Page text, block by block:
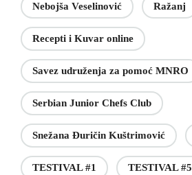
Nebojša Veselinović Ražanj
Recepti i Kuvar online
Savez udruženja za pomoć MNRO
Serbian Junior Chefs Club
Snežana Đuričin Kuštrimović
TESTIVAL #1 TESTIVAL #5